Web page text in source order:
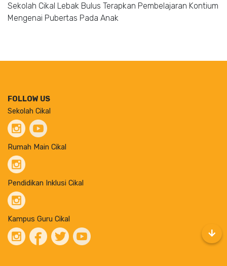
Sekolah Cikal Lebak Bulus Terapkan Pembelajaran Kontium
Mengenai Pubertas Pada Anak
FOLLOW US
Sekolah Cikal
Rumah Main Cikal
Pendidikan Inklusi Cikal
Kampus Guru Cikal